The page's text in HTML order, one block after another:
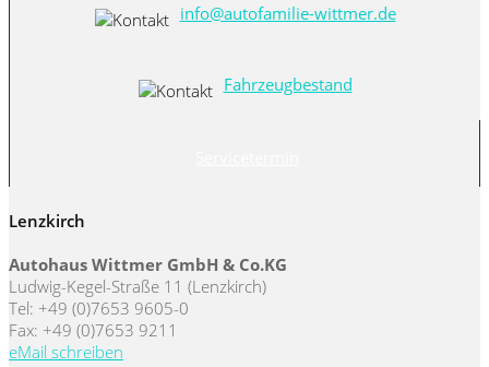
info@autofamilie-wittmer.de
Fahrzeugbestand
Lenzkirch
Autohaus Wittmer GmbH & Co.KG
Ludwig-Kegel-Straße 11 (Lenzkirch)
Tel: +49 (0)7653 9605-0
Fax: +49 (0)7653 9211
eMail schreiben